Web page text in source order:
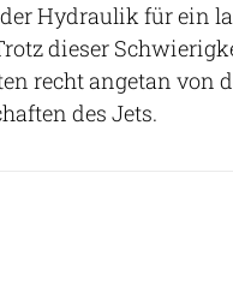
Hydraulik für ein
dieser
recht angetan von
des Jets.